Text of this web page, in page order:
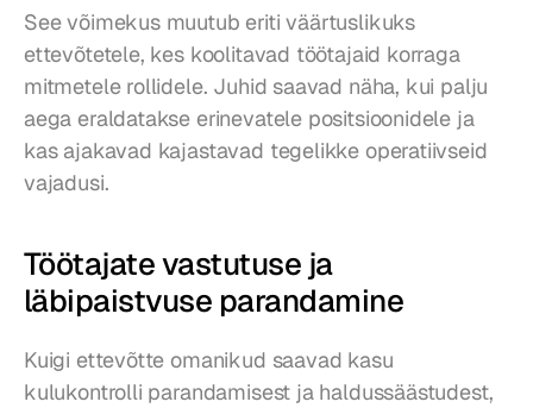
See võimekus muutub eriti väärtuslikuks
ettevõtetele, kes koolitavad töötajaid korraga
mitmetele rollidele. Juhid saavad näha, kui palju
aega eraldatakse erinevatele positsioonidele ja
kas ajakavad kajastavad tegelikke operatiivseid
vajadusi.
Töötajate vastutuse ja
läbipaistvuse parandamine
Kuigi ettevõtte omanikud saavad kasu
kulukontrolli parandamisest ja haldussäästudest,